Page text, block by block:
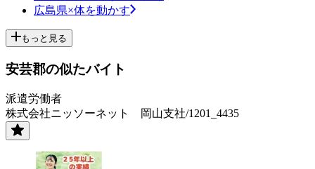
広島県×体を動かす
もっと見る
安芸郡の似たバイト
派遣労働者
株式会社ニッソーネット 岡山支社/1201_4435